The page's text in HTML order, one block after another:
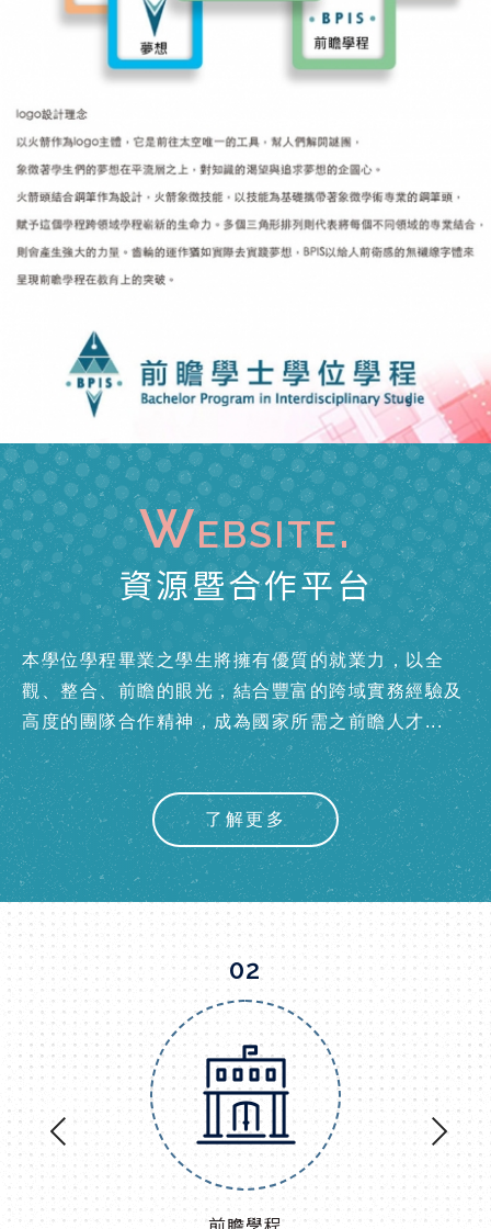
Website.
資源暨合作平台
本學位學程畢業之學生將擁有優質的就業力，以全
觀、整合、前瞻的眼光，結合豐富的跨域實務經驗及
高度的團隊合作精神，成為國家所需之前瞻人才...
了解更多